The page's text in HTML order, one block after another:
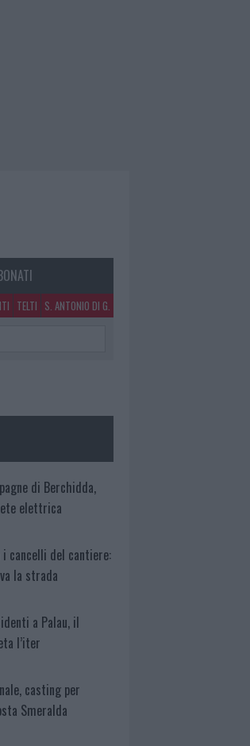
TELTI S. ANTONIO DI G.
di Berchidda,
elettrica
i cancelli del cantiere:
la strada
a Palau, il
l’iter
casting per
Smeralda